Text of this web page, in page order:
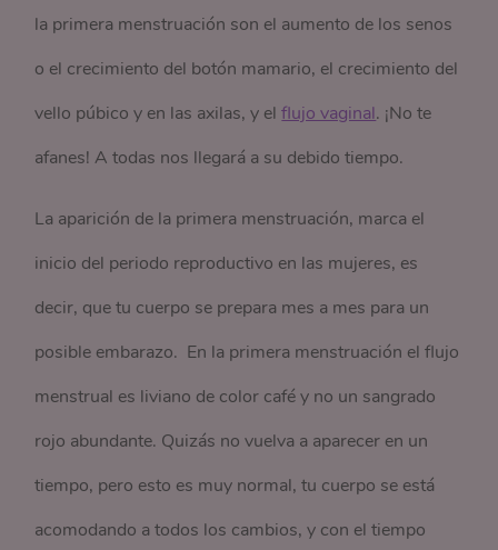
la primera menstruación son el aumento de los senos
o el crecimiento del botón mamario, el crecimiento del
vello púbico y en las axilas, y elflujo vaginal. ¡No te
afanes! A todas nos llegará a su debido tiempo.
La aparición de la primera menstruación, marca el
inicio del periodo reproductivo en las mujeres, es
decir, que tu cuerpo se prepara mes a mes para un
posible embarazo. En la primera menstruación el flujo
menstrual es liviano de color café y no un sangrado
rojo abundante. Quizás no vuelva a aparecer en un
tiempo, pero esto es muy normal, tu cuerpo se está
acomodando a todos los cambios, y con el tiempo